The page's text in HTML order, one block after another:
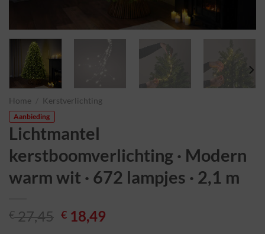
Home Kerstverlichting
Aanbieding
Lichtmantel
kerstboomverlichting · Modern
warm wit · 672 lampjes · 2,1 m
€27,45 Oorspronkelijke
€ 18,49